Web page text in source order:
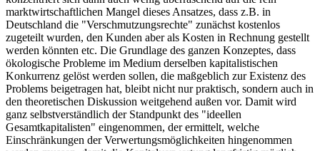
marktwirtschaftlichen Mangel dieses Ansatzes, dass z.B. in
Deutschland die "Verschmutzungsrechte" zunächst kostenlos
zugeteilt wurden, den Kunden aber als Kosten in Rechnung gestellt
werden könnten etc. Die Grundlage des ganzen Konzeptes, dass
ökologische Probleme im Medium derselben kapitalistischen
Konkurrenz gelöst werden sollen, die maßgeblich zur Existenz des
Problems beigetragen hat, bleibt nicht nur praktisch, sondern auch in
den theoretischen Diskussion weitgehend außen vor. Damit wird
ganz selbstverständlich der Standpunkt des "ideellen
Gesamtkapitalisten" eingenommen, der ermittelt, welche
Einschränkungen der Verwertungsmöglichkeiten hingenommen